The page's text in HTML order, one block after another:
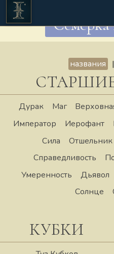
Семёрка
названия |
Дурак Маг
Император
Иерофант
Сила
Отшельник
Справедливость
Умеренность
Дьявол
Солнце
КУБКИ